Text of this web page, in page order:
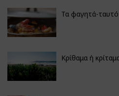
Τα φαγητά-
Κρίθαμα ή